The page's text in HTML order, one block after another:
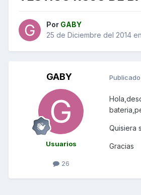
Por GABY
25 de Diciembre del 2014 en
GABY
Usuarios
26
Publicado
Quisiera
Gracias